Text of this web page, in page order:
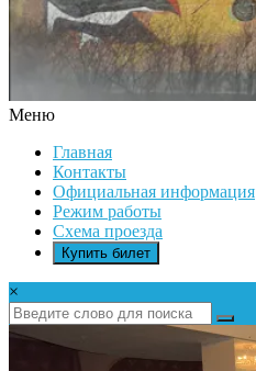
ИКАР
Меню
Главная
Контакты
Официальная информация
Режим работы
Схема проезда
Купить билет
×